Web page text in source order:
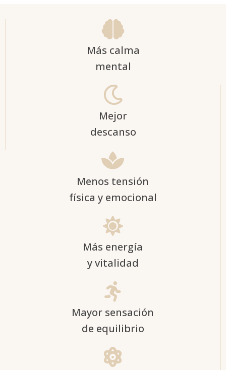

Más calma
mental

Mejor
descanso

Menos tensión
física y emocional

Más energía
y vitalidad

Mayor sensación
de equilibrio
